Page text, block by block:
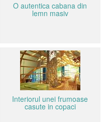
O autentica cabana din
lemn masiv
Interiorul unei frumoase
casute in copaci